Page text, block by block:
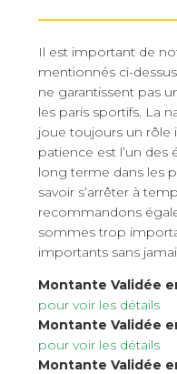
Il est important de
mentionnés ci-
ne garantissent pas
les paris sportifs. La
joue toujours un rôle
patience est l’un des
long terme dans les
savoir s’arrêter à
recommandons
sommes trop
importants sans
Montante Validée
pour voir les détails
Montante Validée
pour voir les détails
Montante Validée